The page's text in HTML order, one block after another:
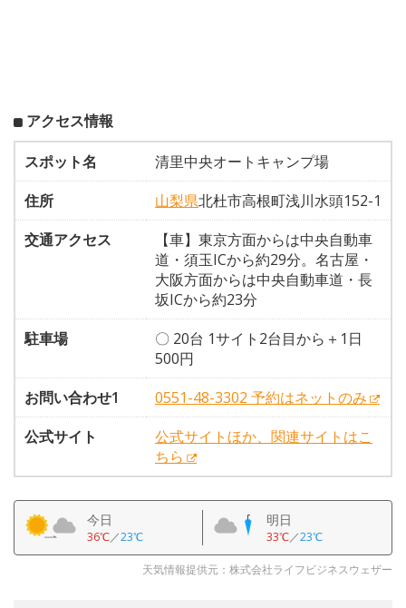
アクセス情報
スポット名
清里中央オートキャンプ場
住所
山梨県北杜市高根町浅川水頭152-1
交通アクセス
【車】東京方面からは中央自動車
道・須玉ICから約29分。名古屋・
大阪方面からは中央自動車道・長
坂ICから約23分
駐車場
〇 20台 1サイト2台目から＋1日
500円
お問い合わせ1
0551-48-3302 予約はネットのみ
公式サイト
公式サイトほか、関連サイトはこ
ちら
今日
36℃／23℃
明日
33℃／23℃
天気情報提供元：株式会社ライフビジネスウェザー